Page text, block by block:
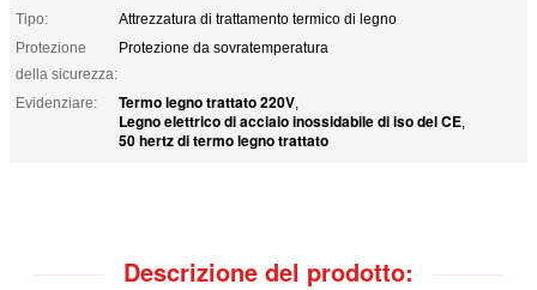
Tipo:
Attrezzatura di trattamento termico di legno
Protezione
della sicurezza:
Protezione da sovratemperatura
Evidenziare: Termo legno trattato 220V,
Legno elettrico di acciaio inossidabile di iso del CE,
50 hertz di termo legno trattato
Descrizione del prodotto: